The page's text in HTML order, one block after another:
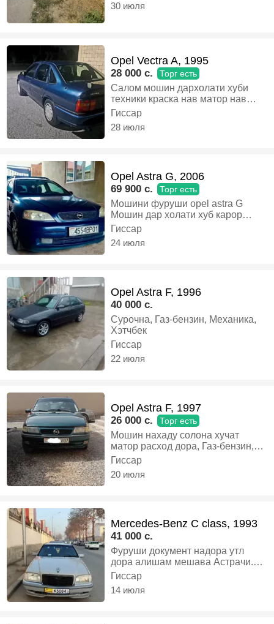
30 июля
Opel Vectra A, 1995
28 000 c. Торг есть
Салом мошин дархолати хуби
техники краска нав матор нав
хамаш нав карор дорад хучат
надорад харидори аник занг зана,
Газ-бензин, Механика, Седан
Гиссар
28 июля
Opel Astra G, 2006
69 900 c. Торг есть
Мошини фуруши opel astra G
Мошин дар холати хуб карор
дорад Задаги надора 4 балон нав
диско пристиж Малумоти пура ба
ракамхои зерин ба тамос шавед,
Гиссар
24 июля
Opel Astra F, 1996
40 000 c.
Сурочна, Газ-бензин, Механика,
Хэтчбек
Гиссар
22 июля
Opel Astra F, 1997
26 000 c. Торг есть
Мошин нахаду солона хучат
матор расход дора, Газ-бензин,
Механика, Универсал
Гиссар
20 июля
Mercedes-Benz C class, 1993
41 000 c.
Фуруши документ надора утл
дора алишам мешава Астрачи.
Зайчик, Газ-бензин, Механика,
Седан
Гиссар
14 июля